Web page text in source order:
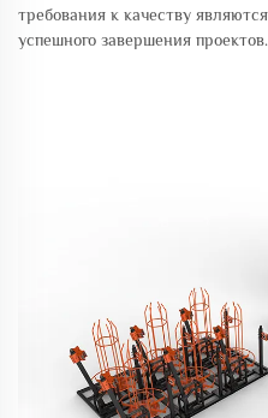
требования к качеству
успешного завершения проектов.